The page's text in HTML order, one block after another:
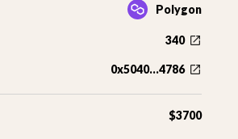
Polygon
340
0x5040...4786
$3700